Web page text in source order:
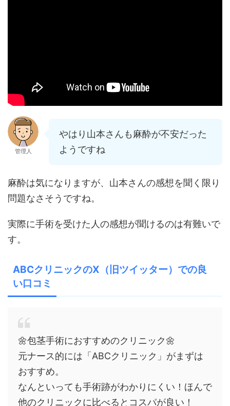
管理人
やはり山本さんも麻酔が不安だった
ようですね
麻酔は気になりますが、山本さんの感想を聞く限り
問題なさそうですね。
実際に手術を受けた人の感想が聞けるのは有難いで
す。
ABCクリニックのX（旧ツイッター）での良
い口コミ
🌼包茎手術におすすめのクリニック🌼
元ナース的には「ABCクリニック」がまずは
おすすめ。
なんといっても手術跡がわかりにくい！ほんで
他のクリニックに比べるとコスパが良い！